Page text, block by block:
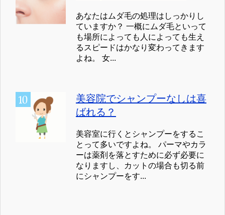
あなたはムダ毛の処理はしっかりし
ていますか？ 一概にムダ毛といって
も場所によっても人によっても生え
るスピードはかなり変わってきます
よね。 女...
美容院でシャンプーなしは喜
ばれる？
美容室に行くとシャンプーをするこ
とって多いですよね。 パーマやカラ
ーは薬剤を落とすために必ず必要に
なりますし、カットの場合も切る前
にシャンプーをす...